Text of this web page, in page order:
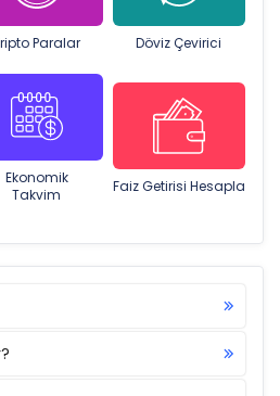
Paralar Döviz Çevirici
Ekonomik
Takvim
Faiz Getirisi Hesapla